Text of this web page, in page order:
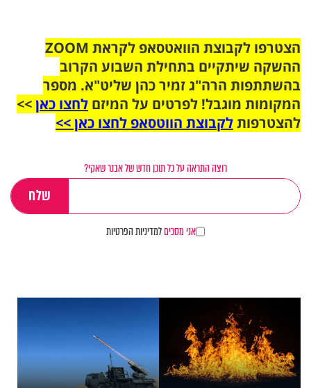
הצטרפו לקבוצת הוואטסאפ לקראת ZOOM
ההשקה שיתקיים בתחילת השבוע הקרוב
בהשתתפות הרה"ג זמיר כהן שליט"א. מספר
המקומות מוגבל! לפרטים על המיזם לחצו כאן>>
להצטרפותלקבוצת הווטסאפ לחצו כאן >>
רוצה התראה על כל תוכן חדש של אבנר שאקי?
אני מסכיםלמדיניות הפרטיות